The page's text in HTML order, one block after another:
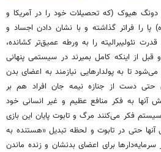
دونگ هیوک (که تحصیلات خود را در آمریکا و
پا را فراتر گذاشته و با نشان دادن اجساد و
قدرت نئولیبرالیتهرا به ورطه عمیق‌تر کشانده،
قبل از اینکه کامل بمیرند در سیستمی پنهانی
تا به پولدارهایی نیازمند به اعضای بدن
حتی دست از جنازه نیمه جان افراد هم بر
آنها به فکر منافع عظیم و غیر انسانی خود
فکر می‌کنند مرگ و تابوت پایان این بازی
حتی در تابوت و لحظه تبدیل «هستنده به
سرمایه‌دارها برای اعضای بدنشان و زنده ماندن